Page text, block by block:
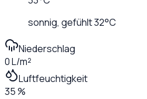
sonnig, gefühlt32°C
Niederschlag
0 L/m²
Luftfeuchtigkeit
35 %